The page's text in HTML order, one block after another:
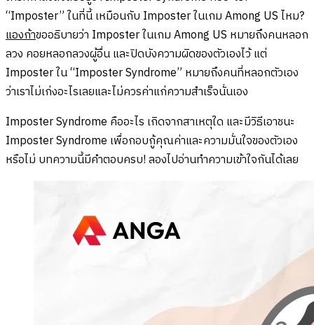
“Imposter” ในที่นี้ เหมือนกับ Imposter ในเกม Among US ไหม?
แองก้าขออธิบายว่า Imposter ในเกม Among US หมายถึงคนหลอก
ลวง คอยหลอกลวงผู้อื่น และปิดบังความผิดของตัวเองไว้ แต่
Imposter ใน “Imposter Syndrome” หมายถึงคนที่หลอกตัวเอง
ว่าเราไม่เก่งอะไรเลยและไม่ควรค่าแก่ความสำเร็จนั่นเอง
Imposter Syndrome คืออะไร เกิดจากสาเหตุใด และมีวิธีเอาชนะ
Imposter Syndrome เพื่อกอบกู้คุณค่าและความมั่นใจของตัวเอง
หรือไม่ บทความนี้มีคำตอบครบ! ลองไปอ่านทำความเข้าใจกันได้เลย